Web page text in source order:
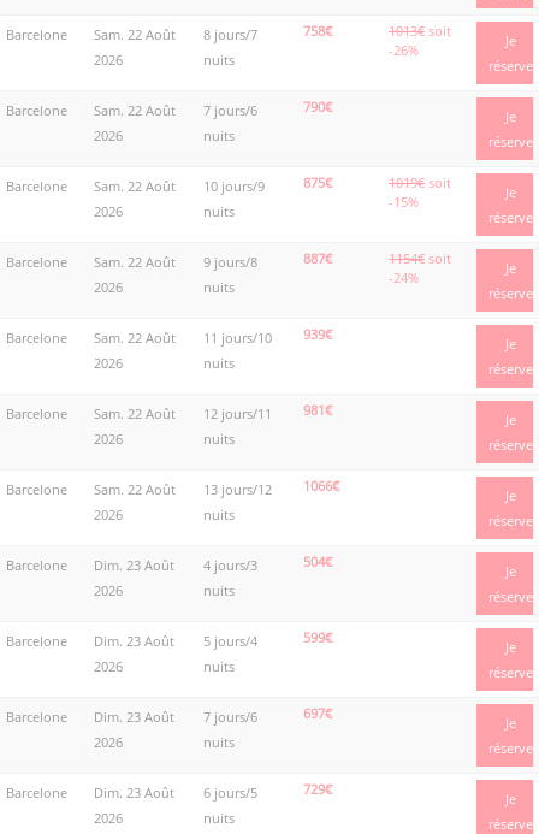
Barcelone
Sam. 22 Août
2026
8 jours/7
nuits
758€ 1013€ soit
-26%
Je
réserve
Barcelone
Sam. 22 Août
2026
7 jours/6
nuits
790€
Je
réserve
Barcelone
Sam. 22 Août
2026
10 jours/9
nuits
875€ 1019€ soit
-15%
Je
réserve
Barcelone
Sam. 22 Août
2026
9 jours/8
nuits
887€ 1154€ soit
-24%
Je
réserve
Barcelone
Sam. 22 Août
2026
11 jours/10
nuits
939€
Je
réserve
Barcelone
Sam. 22 Août
2026
12 jours/11
nuits
981€
Je
réserve
Barcelone
Sam. 22 Août
2026
13 jours/12
nuits
1066€
Je
réserve
Barcelone
Dim. 23 Août
2026
4 jours/3
nuits
504€
Je
réserve
Barcelone
Dim. 23 Août
2026
5 jours/4
nuits
599€
Je
réserve
Barcelone
Dim. 23 Août
2026
7 jours/6
nuits
697€
Je
réserve
Barcelone
Dim. 23 Août
2026
6 jours/5
nuits
729€
Je
réserve